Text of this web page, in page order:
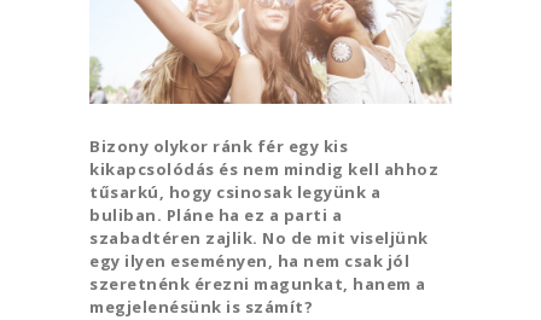
Bizony olykor ránk fér egy kis
kikapcsolódás és nem mindig kell ahhoz
tűsarkú, hogy csinosak legyünk a
buliban. Pláne ha ez a parti a
szabadtéren zajlik. No de mit viseljünk
egy ilyen eseményen, ha nem csak jól
szeretnénk érezni magunkat, hanem a
megjelenésünk is számít?